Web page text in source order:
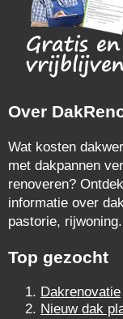
Over
Wat kosten
met dakpannen
renoveren?
informatie over
pastorie,
Top gezocht
Dakrenovatie
Nieuw dak